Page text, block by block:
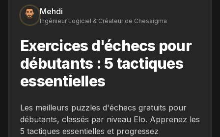
Mehdi
Ingénieur Logiciel & Créateur de Chessigma
Exercices d'échecs pour
débutants : 5 tactiques
essentielles
Les meilleurs puzzles d'échecs gratuits pour
débutants, classés par niveau Elo. Apprenez les
5 tactiques essentielles et progressez